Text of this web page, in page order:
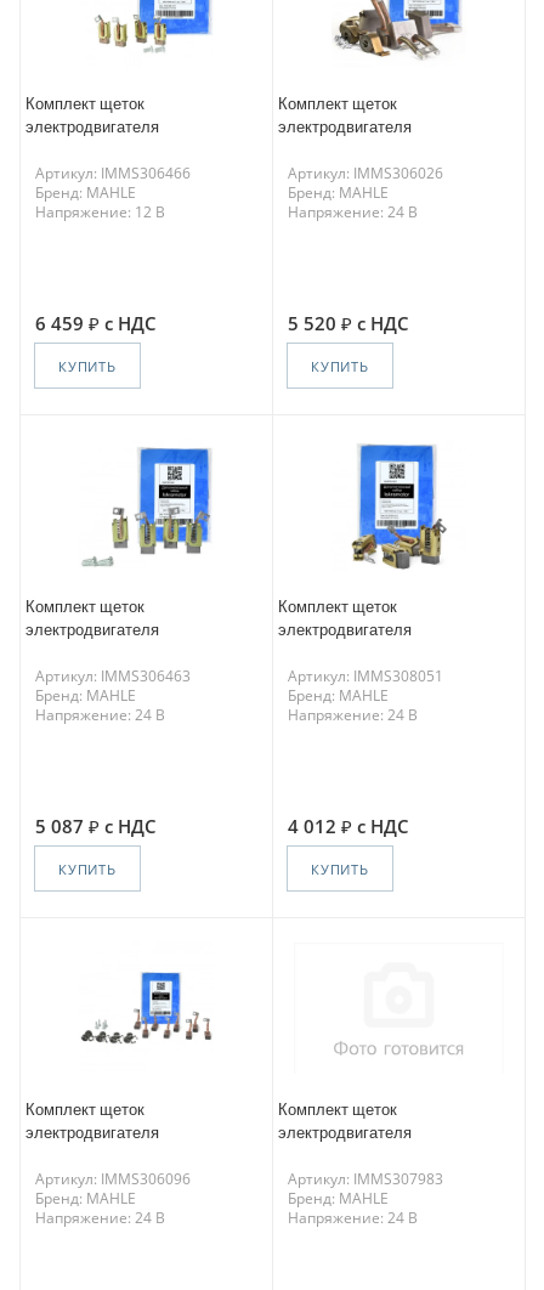
Комплект щеток
электродвигателя
Артикул: IMMS306466
Бренд: MAHLE
Напряжение: 12 В
6 459 с НДС
КУПИТЬ
Комплект щеток
электродвигателя
Артикул: IMMS306026
Бренд: MAHLE
Напряжение: 24 В
5 520 с НДС
КУПИТЬ
Комплект щеток
электродвигателя
Артикул: IMMS306463
Бренд: MAHLE
Напряжение: 24 В
5 087 с НДС
КУПИТЬ
Комплект щеток
электродвигателя
Артикул: IMMS308051
Бренд: MAHLE
Напряжение: 24 В
4 012 с НДС
КУПИТЬ
Комплект щеток
электродвигателя
Артикул: IMMS306096
Бренд: MAHLE
Напряжение: 24 В
Комплект щеток
электродвигателя
Артикул: IMMS307983
Бренд: MAHLE
Напряжение: 24 В